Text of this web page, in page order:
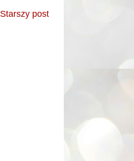
Starszy post